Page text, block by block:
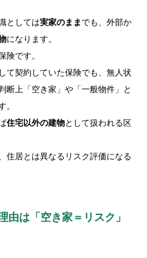
としては実家のまま でも、外部か
になります。
険です。
て契約していた保険でも、無人状
断上「空き家」や「一般物件」と
。
住宅以外の建物として扱われる区
住居とは異なるリスク評価になる
由は「空き家＝リスク」